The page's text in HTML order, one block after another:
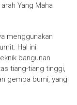
Yang Maha
menggunakan
Hal ini
bangunan
tiang-tiang tinggi,
gempa bumi, yang